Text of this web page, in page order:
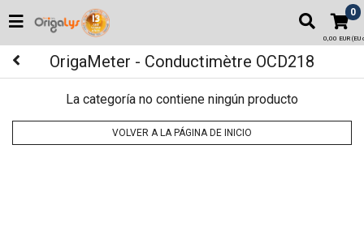
0
0,00 EUR (EU
OrigaMeter - Conductimètre OCD218
La categoría no contiene ningún producto
VOLVER A LA PÁGINA DE INICIO